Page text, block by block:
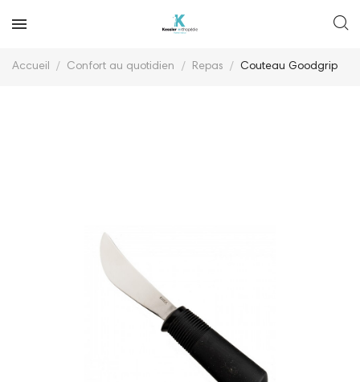
Accueil Confort au quotidien Repas Couteau Goodgrip